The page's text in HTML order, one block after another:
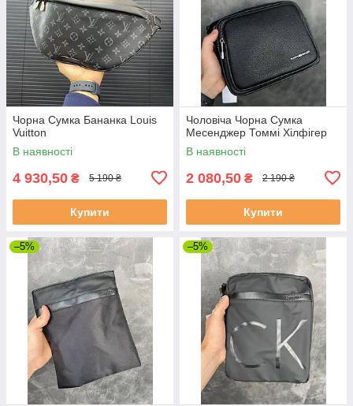
Чорна Сумка Бананка Louis
Vuitton
В наявності
4 930,50 ₴ 5 190 ₴
Купити
Чоловіча Чорна Сумка
Месенджер Томмі Хілфігер
В наявності
2 080,50 ₴ 2 190 ₴
Купити
–5% –5%